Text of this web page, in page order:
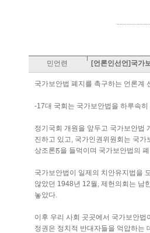
민언련 [언론인선언]국가
국가보안법 폐지를 촉구하는 언론계
-17대 국회는 국가보안법을 하루속히
정기국회 개원을 앞두고 국가보안법
진하고 있고, 국가인권위원회는 국
상조론ꡑ을 들먹이며 국가보안법의
국가보안법이 일제의 치안유지법을
않았던 1948년 12월, 제헌의회는 남
놓았다.
이후 우리 사회 곳곳에서 국가보안
정권은 정치적 반대자들을 억압하는